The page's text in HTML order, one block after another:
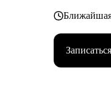
Записаться